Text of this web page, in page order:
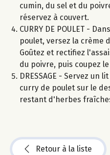
cumin, du sel et du
réservez à couvert.
CURRY DE POULET -
poulet, versez la crème
Goûtez et rectifiez
du poivre, puis coupez
DRESSAGE - Servez un
curry de poulet sur le
restant d'herbes
Retour à la liste